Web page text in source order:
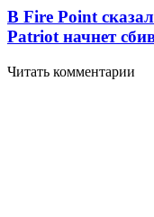
В Fire Point
Patriot начнет
Читать комментарии